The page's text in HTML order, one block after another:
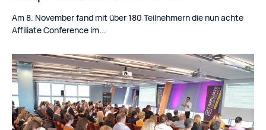
Am 8. November fand mit über 180 Teilnehmern die nun achte
Affiliate Conference im...